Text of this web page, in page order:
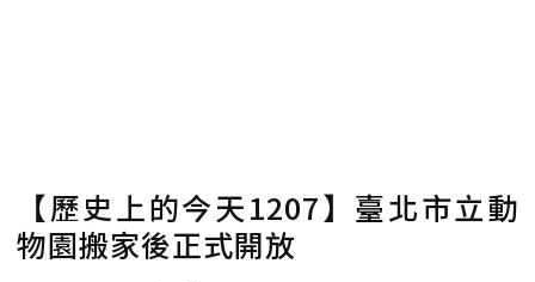
【歷史上的今天1207】臺北市立動
物園搬家後正式開放